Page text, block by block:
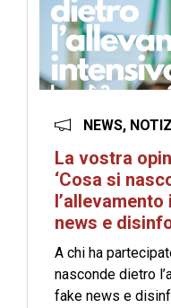
NEWS,
La vostra
‘Cosa si
news e
A chi ha
nasconde dietro
fake news e